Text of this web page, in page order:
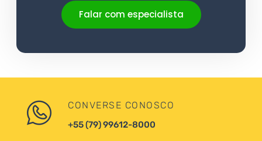
Falar com especialista
CONVERSE CONOSCO
+55 (79) 99612-8000